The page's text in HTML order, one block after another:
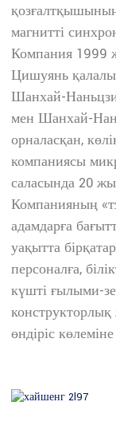
магнитті
Компания 1999
Цишуянь
Шанхай-
мен Шанхай-
орналасқан,
компаниясы
саласында 20
Компанияның
адамдарға
уақытта
персоналға,
күшті ғылыми-
конструкторлық
өндіріс